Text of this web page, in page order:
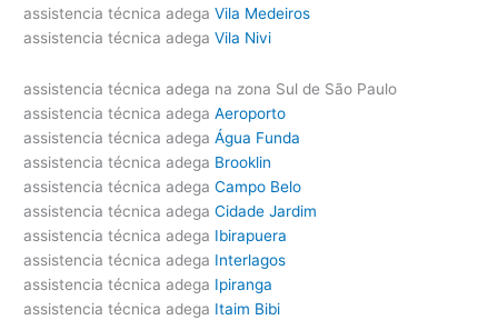
assistencia técnica adega Vila Medeiros
assistencia técnica adega Vila Nivi
assistencia técnica adega na zona Sul de São Paulo
assistencia técnica adega Aeroporto
assistencia técnica adega Água Funda
assistencia técnica adega Brooklin
assistencia técnica adega Campo Belo
assistencia técnica adega Cidade Jardim
assistencia técnica adega Ibirapuera
assistencia técnica adega Interlagos
assistencia técnica adega Ipiranga
assistencia técnica adega Itaim Bibi